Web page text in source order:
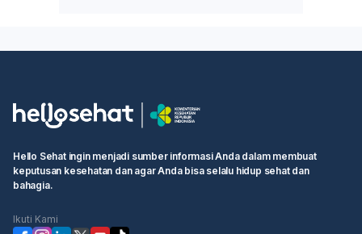
Hello Sehat ingin menjadi sumber informasi Anda dalam membuat
keputusan kesehatan dan agar Anda bisa selalu hidup sehat dan
bahagia.
Ikuti Kami